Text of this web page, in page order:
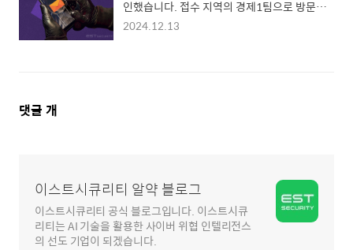
인했습니다. 접수 지역의 경제1팀으로 방문요
망 5**.pl/27**
2024.12.13
댓
댓글 개
이스트시큐리티 알약 블로그
이스트시큐리티 공식 블로그입니다. 이스트시큐
리티는 AI 기술을 활용한 사이버 위협 인텔리전스
의 선도 기업이 되겠습니다.